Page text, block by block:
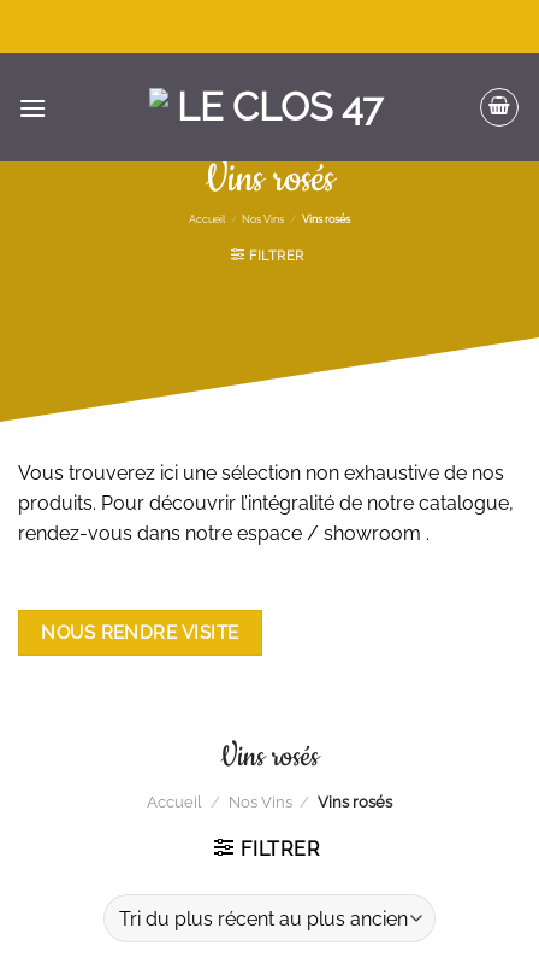
Vins rosés
Accueil / Nos Vins / Vins rosés
FILTRER
Vous trouverez ici une sélection non exhaustive de nos
produits. Pour découvrir l’intégralité de notre catalogue,
rendez-vous dans notre espace / showroom .
NOUS RENDRE VISITE
Vins rosés
Accueil / Nos Vins / Vins rosés
FILTRER